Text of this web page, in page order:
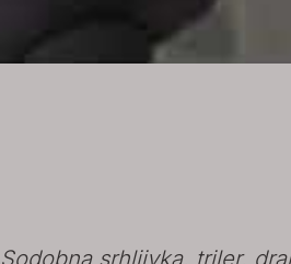
Sodobna srhljivka, triler,